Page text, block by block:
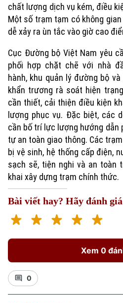
Xu hướng
chất lượng dịch vụ kém, điều
Một số trạm tạm có không
dễ xảy ra ùn tắc vào giờ cao
Cục Đường bộ Việt Nam yêu
phối hợp chặt chẽ với nhà
hành, khu quản lý đường bộ
khẩn trương rà soát hiện
cần thiết, cải thiện điều kiện
lượng phục vụ. Đặc biệt, các
cần bố trí lực lượng hướng dẫn
tự an toàn giao thông. Các
bị vệ sinh, hệ thống cấp điện,
sạch sẽ, tiện nghi và an toàn
khai xây dựng trạm chính thức.
Bài viết hay? Hãy đánh
Xem 0
0